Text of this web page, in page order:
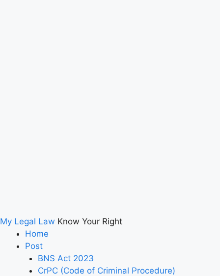
My Legal Law Know Your Right
Home
Post
BNS Act 2023
CrPC (Code of Criminal Procedure)